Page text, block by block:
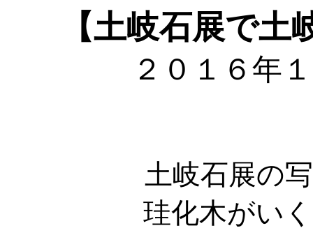
【土岐石展で
２０１６年
土岐石展の
珪化木がい